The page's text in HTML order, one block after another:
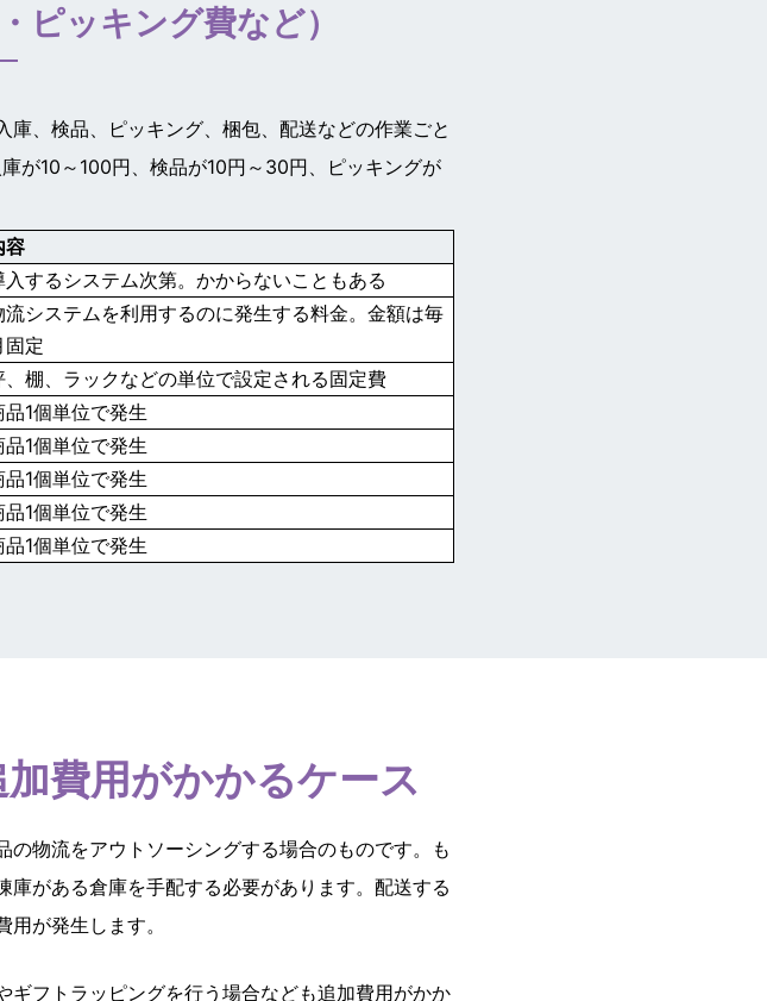
ピッキング費など）
、検品、ピッキング、梱包、配送などの作業ごと
が10～100円、検品が10円～30円、ピッキングが
容
入するシステム次第。かからないこともある
流システムを利用するのに発生する料金。金額は毎
固定
、棚、ラックなどの単位で設定される固定費
品1個単位で発生
品1個単位で発生
品1個単位で発生
品1個単位で発生
品1個単位で発生
費用がかかるケース
の物流をアウトソーシングする場合のものです。も
がある倉庫を手配する必要があります。配送する
が発生します。
ギフトラッピングを行う場合なども追加費用がかか